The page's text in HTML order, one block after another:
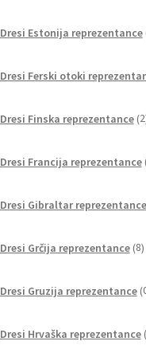
Dresi Estonija reprezentance
Dresi Ferski otoki
Dresi Finska reprezentance 2
Dresi Francija reprezentance
Dresi Gibraltar reprezentance
Dresi Grčija reprezentance 8
Dresi Gruzija reprezentance
Dresi Hrvaška reprezentance